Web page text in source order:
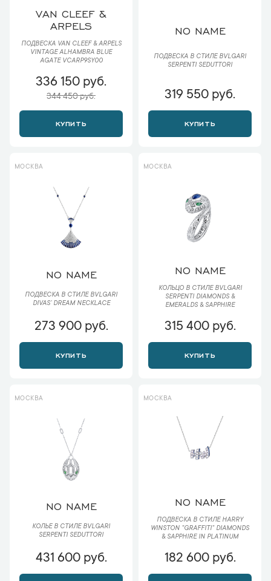
VAN CLEEF &
ARPELS
ПОДВЕСКА VAN CLEEF & ARPELS
VINTAGE ALHAMBRA BLUE
AGATE VCARP9SY00
336 150 руб.
344 450 руб.
КУПИТЬ
NO NAME
ПОДВЕСКА В СТИЛЕ BVLGARI
SERPENTI SEDUTTORI
319 550 руб.
КУПИТЬ
МОСКВА
NO NAME
ПОДВЕСКА В СТИЛЕ BVLGARI
DIVAS’ DREAM NECKLACE
273 900 руб.
КУПИТЬ
МОСКВА
NO NAME
КОЛЬЦО В СТИЛЕ BVLGARI
SERPENTI DIAMONDS &
EMERALDS & SAPPHIRE
315 400 руб.
КУПИТЬ
МОСКВА
NO NAME
КОЛЬЕ В СТИЛЕ BVLGARI
SERPENTI SEDUTTORI
431 600 руб.
МОСКВА
NO NAME
ПОДВЕСКА В СТИЛЕ HARRY
WINSTON "GRAFFITI" DIAMONDS
& SAPPHIRE IN PLATINUM
182 600 руб.